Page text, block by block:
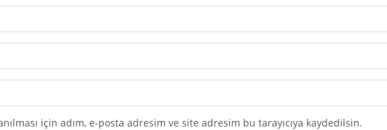
için adım, e-posta adresim ve site adresim bu tarayıcıya kaydedilsin.